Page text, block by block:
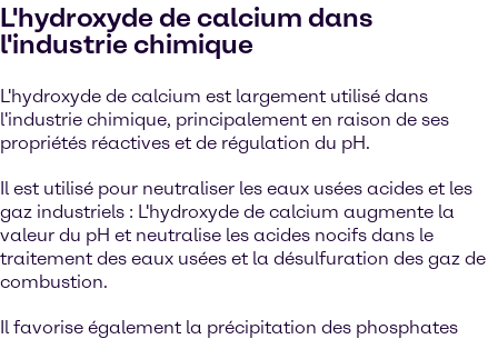
L'hydroxyde de calcium dans
l'industrie chimique
L'hydroxyde de calcium est largement utilisé dans
l'industrie chimique, principalement en raison de ses
propriétés réactives et de régulation du pH.
Il est utilisé pour neutraliser les eaux usées acides et les
gaz industriels : L'hydroxyde de calcium augmente la
valeur du pH et neutralise les acides nocifs dans le
traitement des eaux usées et la désulfuration des gaz de
combustion.
Il favorise également la précipitation des phosphates